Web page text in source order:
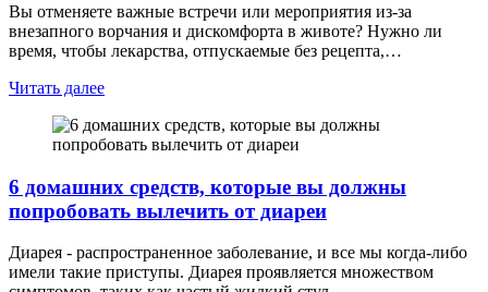
Вы отменяете важные встречи или мероприятия из-за
внезапного ворчания и дискомфорта в животе? Нужно ли
время, чтобы лекарства, отпускаемые без рецепта,…
Читать далее
6 домашних средств, которые вы должны
попробовать вылечить от диареи
Диарея - распространенное заболевание, и все мы когда-либо
имели такие приступы. Диарея проявляется множеством